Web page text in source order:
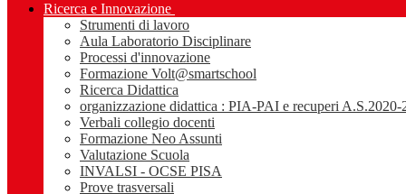
Ricerca e Innovazione
Strumenti di lavoro
Aula Laboratorio Disciplinare
Processi d'innovazione
Formazione Volt@smartschool
Ricerca Didattica
organizzazione didattica : PIA-PAI e recuperi A.S.2020-
Verbali collegio docenti
Formazione Neo Assunti
Valutazione Scuola
INVALSI - OCSE PISA
Prove trasversali